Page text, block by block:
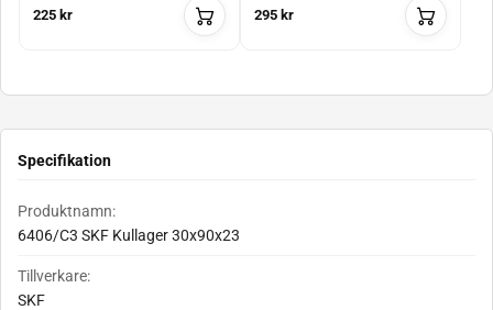
225 kr 295 kr
Specifikation
Produktnamn:
6406/C3 SKF Kullager 30x90x23
Tillverkare:
SKF